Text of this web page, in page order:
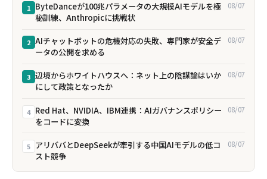
1 ByteDanceが100兆パラメータの大規模AIモデルを極
秘訓練、Anthropicに挑戦状
08/07
2 AIチャットボットの危機対応の失敗、専門家が安全デ
ータの公開を求める
08/07
3 辺境からホワイトハウスへ：ネット上の陰謀論はいか
にして政策となったか
08/07
4 Red Hat、NVIDIA、IBM連携：AIガバナンスポリシー
をコードに変換
08/07
5 アリババとDeepSeekが牽引する中国AIモデルの低コ
スト競争
08/07